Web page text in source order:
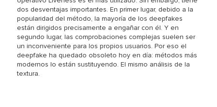
dos desventajas importantes. En primer lugar, debido a la
popularidad del método, la mayoría de los deepfakes
están dirigidos precisamente a engañar con él. Y en
segundo lugar, las comprobaciones complejas suelen ser
un inconveniente para los propios usuarios. Por eso el
deepfake ha quedado obsoleto hoy en día: métodos más
modernos lo están sustituyendo. El mismo análisis de la
textura.